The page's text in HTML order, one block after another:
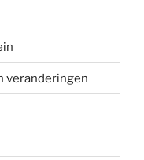
veranderingen